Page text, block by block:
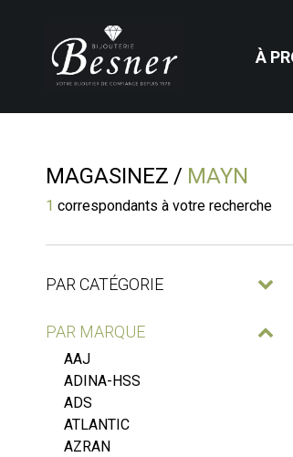
À
MAGASINEZ MAYN
1 correspondants à votre recherche
PAR CATÉGORIE
PAR MARQUE
AAJ
ADINA-HSS
ADS
ATLANTIC
AZRAN